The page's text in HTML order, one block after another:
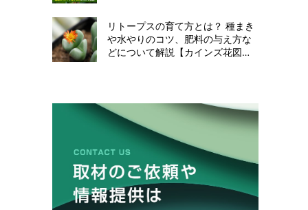
リトープスの育て方とは？ 種まき
や水やりのコツ、肥料の与え方な
どについて解説【カインズ花図